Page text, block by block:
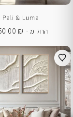
Pali & Luma
החל מ - ₪